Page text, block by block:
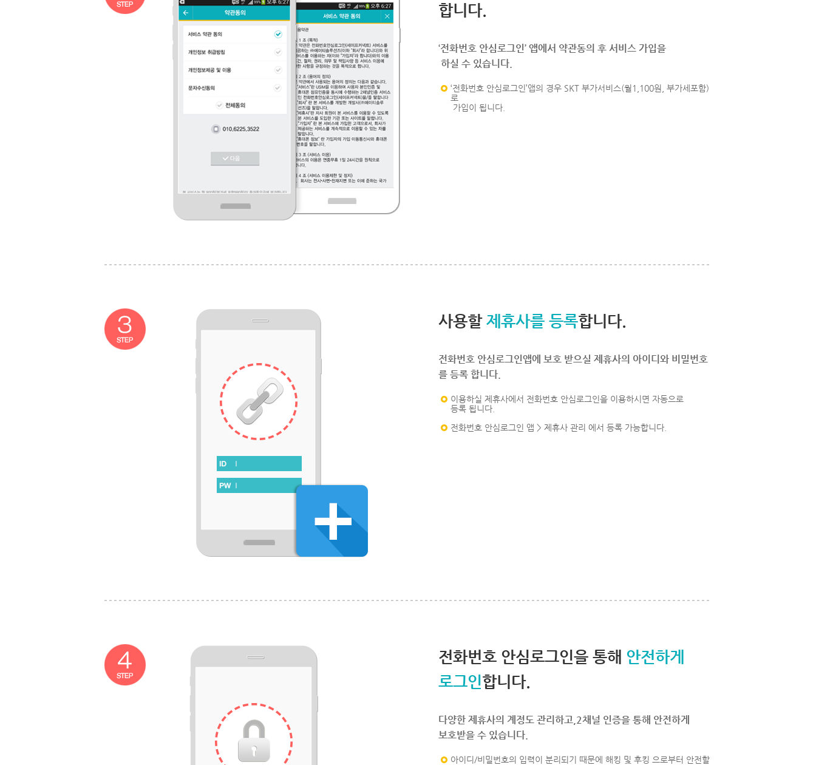
합니다.
‘전화번호 안심로그인’ 앱에서 약관동의 후 서비스 가입을
하실 수 있습니다.
‘전화번호 안심로그인’앱의 경우 SKT 부가서비스(월1,100원, 부가세포함)
로
가입이 됩니다.
사용할 제휴사를 등록합니다.
전화번호 안심로그인앱에 보호 받으실 제휴사의 아이디와 비밀번호
를 등록 합니다.
이용하실 제휴사에서 전화번호 안심로그인을 이용하시면 자동으로
등록 됩니다.
전화번호 안심로그인 앱 > 제휴사 관리 에서 등록 가능합니다.
전화번호 안심로그인을 통해 안전하게
로그인합니다.
다양한 제휴사의 계정도 관리하고,2채널 인증을 통해 안전하게
보호받을 수 있습니다.
아이디/비밀번호의 입력이 분리되기 때문에 해킹 및 후킹 으로부터 안전할